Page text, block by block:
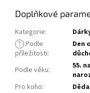
Doplňkové
Kategorie:
? Podle
příležitosti:
Den
Podle věku: 55.
Pro koho: Děda